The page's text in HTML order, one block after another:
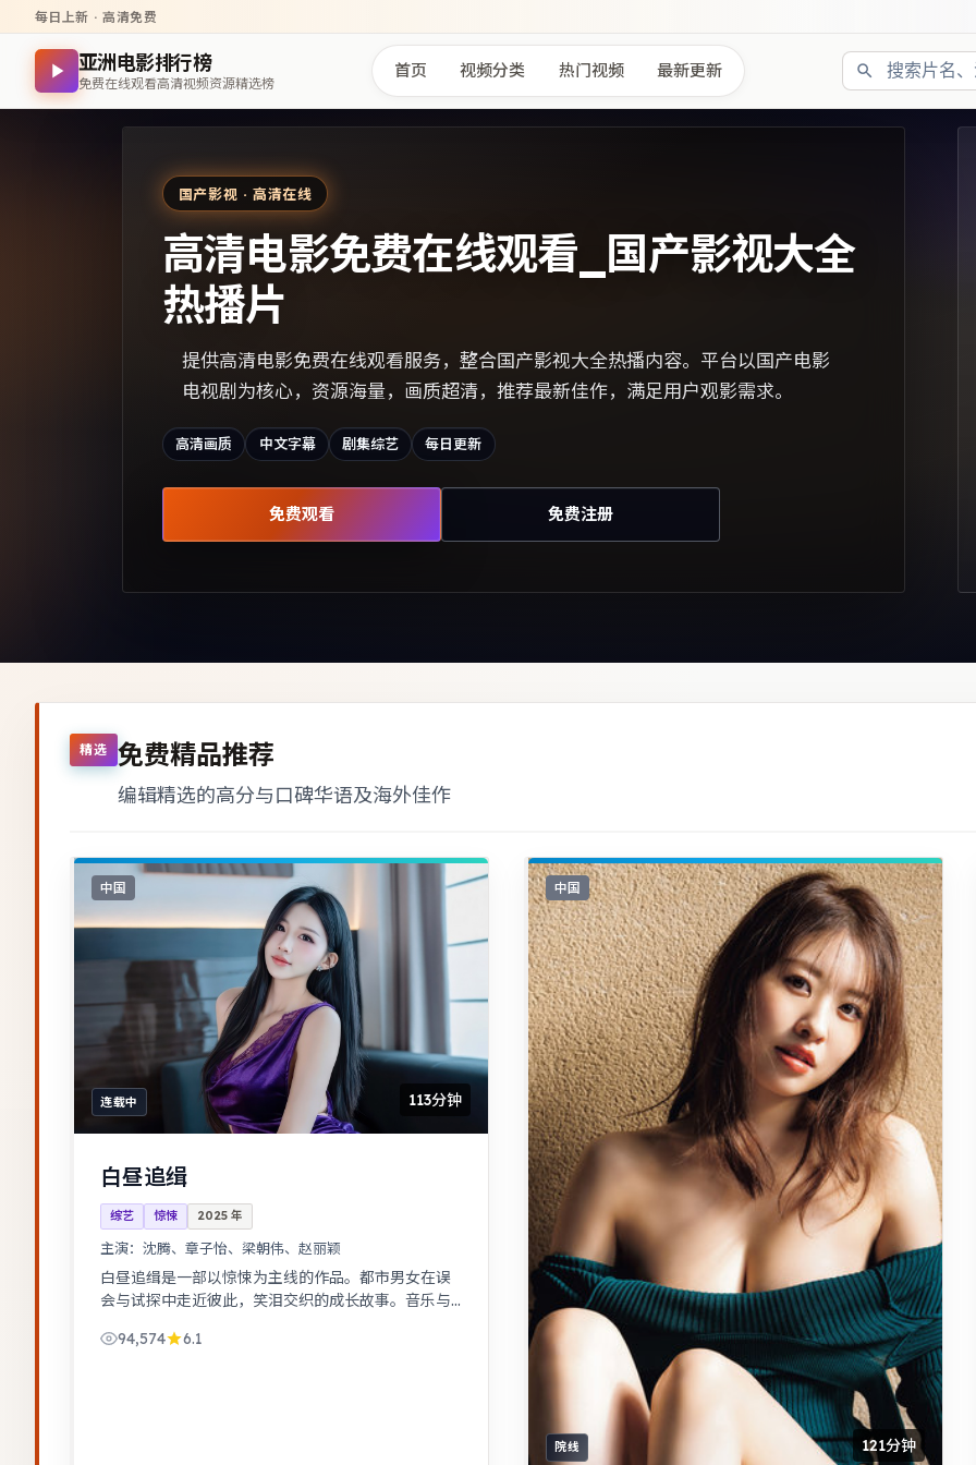
每日上新 · 高清免费
亚洲电影排行榜
免费在线观看高清视频资源精选榜
首页 视频分类 热门视频 最新更新
国产影视 · 高清在线
高清电影免费在线观看_国产影视大全
热播片
提供高清电影免费在线观看服务，整合国产影视大全热播内容。平台以国产电影
电视剧为核心，资源海量，画质超清，推荐最新佳作，满足用户观影需求。
高清画质 中文字幕 剧集综艺 每日更新
免费观看 免费注册
精选 免费精品推荐
编辑精选的高分与口碑华语及海外佳作
中国
连载中 113分钟
白昼追缉
综艺 惊悚 2025 年
主演： 沈腾、章子怡、梁朝伟、赵丽颖
白昼追缉是一部以惊悚为主线的作品。都市男女在误
会与试探中走近彼此，笑泪交织的成长故事。音乐与
94,574
6.1
中国
院线 121分钟